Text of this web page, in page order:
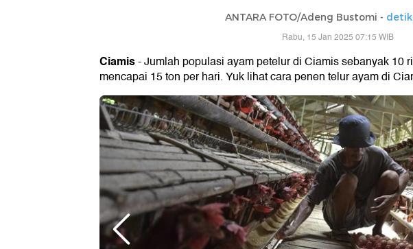
ANTARA FOTO/Adeng Bustomi -
Rabu, 15 Jan 2025 07:15 WIB
Ciamis- Jumlah populasi ayam petelur di Ciamis sebanyak 10
mencapai 15 ton per hari. Yuk lihat cara penen telur ayam di